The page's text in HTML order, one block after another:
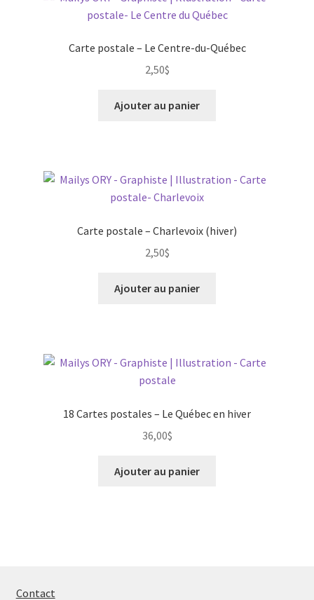
Carte postale – Le Centre-du-Québec
2,50$
Ajouter au panier
Carte postale – Charlevoix (hiver)
2,50$
Ajouter au panier
18 Cartes postales – Le Québec en hiver
36,00$
Ajouter au panier
Contact